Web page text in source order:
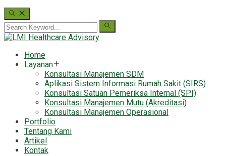
Home
Layanan
Konsultasi Manajemen SDM
Aplikasi Sistem Informasi Rumah Sakit (SIRS)
Konsultasi Satuan Pemeriksa Internal (SPI)
Konsultasi Manajemen Mutu (Akreditasi)
Konsultasi Manajemen Operasional
Portfolio
Tentang Kami
Artikel
Kontak